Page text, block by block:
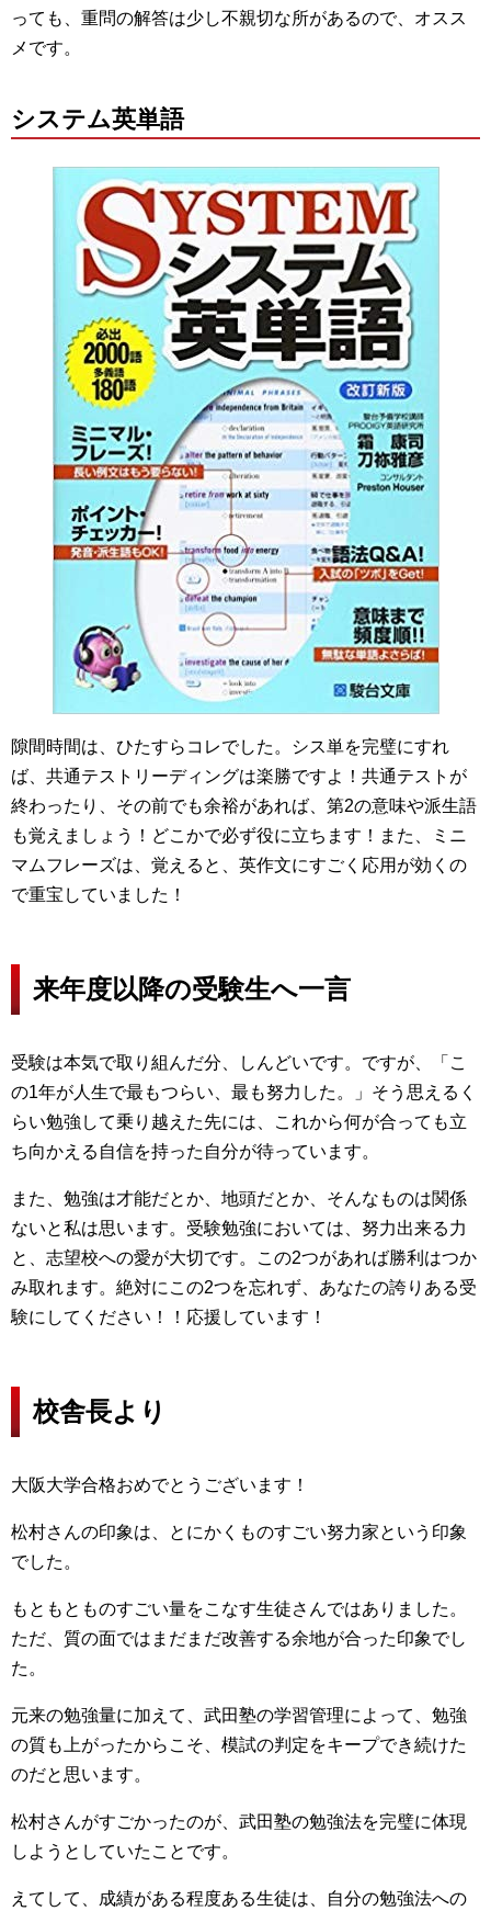
っても、重問の解答は少し不親切な所があるので、オスス
メです。
システム英単語
隙間時間は、ひたすらコレでした。シス単を完璧にすれ
ば、共通テストリーディングは楽勝ですよ！共通テストが
終わったり、その前でも余裕があれば、第2の意味や派生語
も覚えましょう！どこかで必ず役に立ちます！また、ミニ
マムフレーズは、覚えると、英作文にすごく応用が効くの
で重宝していました！
来年度以降の受験生へ一言
受験は本気で取り組んだ分、しんどいです。ですが、「こ
の1年が人生で最もつらい、最も努力した。」そう思えるく
らい勉強して乗り越えた先には、これから何が合っても立
ち向かえる自信を持った自分が待っています。
また、勉強は才能だとか、地頭だとか、そんなものは関係
ないと私は思います。受験勉強においては、努力出来る力
と、志望校への愛が大切です。この2つがあれば勝利はつか
み取れます。絶対にこの2つを忘れず、あなたの誇りある受
験にしてください！！応援しています！
校舎長より
大阪大学合格おめでとうございます！
松村さんの印象は、とにかくものすごい努力家という印象
でした。
もともとものすごい量をこなす生徒さんではありました。
ただ、質の面ではまだまだ改善する余地が合った印象でし
た。
元来の勉強量に加えて、武田塾の学習管理によって、勉強
の質も上がったからこそ、模試の判定をキープでき続けた
のだと思います。
松村さんがすごかったのが、武田塾の勉強法を完璧に体現
しようとしていたことです。
えてして、成績がある程度ある生徒は、自分の勉強法への